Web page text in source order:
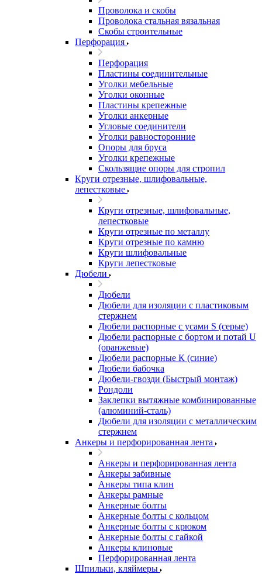
Проволока и скобы
Проволока стальная вязальная
Скобы строительные
Перфорация
Перфорация
Пластины соединительные
Уголки мебельные
Уголки оконные
Пластины крепежные
Уголки анкерные
Угловые соединители
Уголки равносторонние
Опоры для бруса
Уголки крепежные
Скользящие опоры для стропил
Круги отрезные, шлифовальные,
лепестковые
Круги отрезные, шлифовальные,
лепестковые
Круги отрезные по металлу
Круги отрезные по камню
Круги шлифовальные
Круги лепестковые
Дюбели
Дюбели
Дюбели для изоляции с пластиковым
стержнем
Дюбели распорные с усами S (серые)
Дюбели распорные c бортом и потай U
(оранжевые)
Дюбели распорные К (синие)
Дюбели бабочка
Дюбели-гвозди (Быстрый монтаж)
Рондоли
Заклепки вытяжные комбинированные
(алюминий-сталь)
Дюбели для изоляции с металлическим
стержнем
Анкеры и перфорированная лента
Анкеры и перфорированная лента
Анкеры забивные
Анкеры типа клин
Анкеры рамные
Анкерные болты
Анкерные болты с кольцом
Анкерные болты с крюком
Анкерные болты с гайкой
Анкеры клиновые
Перфорированная лента
Шпильки, кляймеры